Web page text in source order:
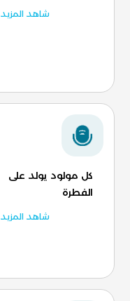
شاهد المزيد
كل مولود يولد على
الفطرة
شاهد المزيد